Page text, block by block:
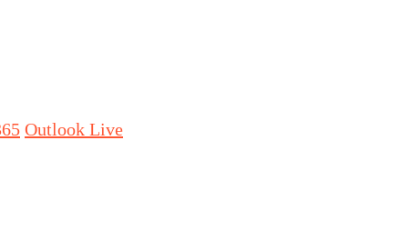
Outlook Live